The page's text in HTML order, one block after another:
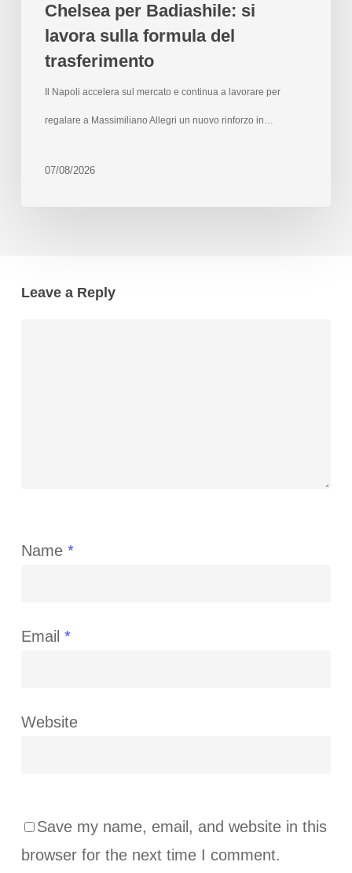
Chelsea per Badiashile: si
lavora sulla formula del
trasferimento
Il Napoli accelera sul mercato e continua a lavorare per
regalare a Massimiliano Allegri un nuovo rinforzo in…
07/08/2026
Leave a Reply
Name *
Email *
Website
Save my name, email, and website in this
browser for the next time I comment.